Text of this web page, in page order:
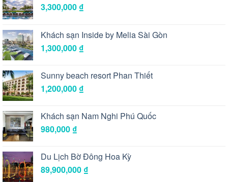
3,300,000 ₫
Khách sạn Inside by Melia Sài Gòn
1,300,000 ₫
Sunny beach resort Phan Thiết
1,200,000 ₫
Khách sạn Nam Nghi Phú Quốc
980,000 ₫
Du Lịch Bờ Đông Hoa Kỳ
89,900,000 ₫